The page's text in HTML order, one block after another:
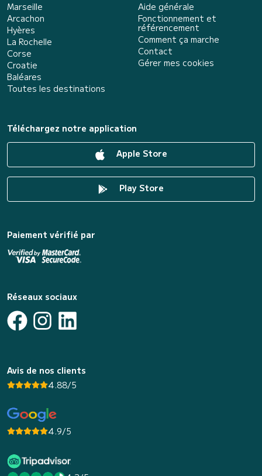
Marseille
Arcachon
Hyères
La Rochelle
Corse
Croatie
Baléares
Toutes les destinations
Aide générale
Fonctionnement et
référencement
Comment ça marche
Contact
Gérer mes cookies
Téléchargez notre application
Apple Store
Play Store
Paiement vérifié par
Réseaux sociaux
Avis de nos clients
4.88/5
4.9/5